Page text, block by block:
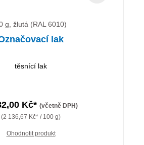
g, žlutá (RAL 6010)
lak
těsnící lak
Kč* (včetně DPH)
(2 136,67 Kč* / 100 g)
Ohodnotit produkt